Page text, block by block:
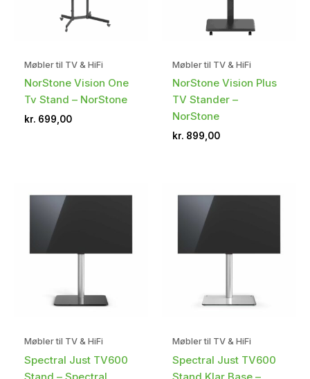
Møbler til TV & HiFi
NorStone Vision One
Tv Stand – NorStone
kr. 699,00
Møbler til TV & HiFi
NorStone Vision Plus
TV Stander –
NorStone
kr. 899,00
Møbler til TV & HiFi
Spectral Just TV600
Stand – Spectral
Møbler til TV & HiFi
Spectral Just TV600
Stand Klar Base –